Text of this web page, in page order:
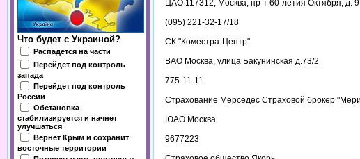
Что будет с Украиной?
Распадется на части
Перейдет под контроль
запада
Перейдет под контроль
России
Обстановка
стабилизируется и начнет
улучшаться
Вернет Крым и сохранит
восточные территории
ЦАО 117312, Москва, пр-т 60-летия Октября, д.
(095) 221-32-17/18
СК "Коместра-Центр"
ВАО Москва, улица Бакунинская д.73/2
775-11-11
Страхование Мерседес Страховой брокер
ЮАО Москва
9677223